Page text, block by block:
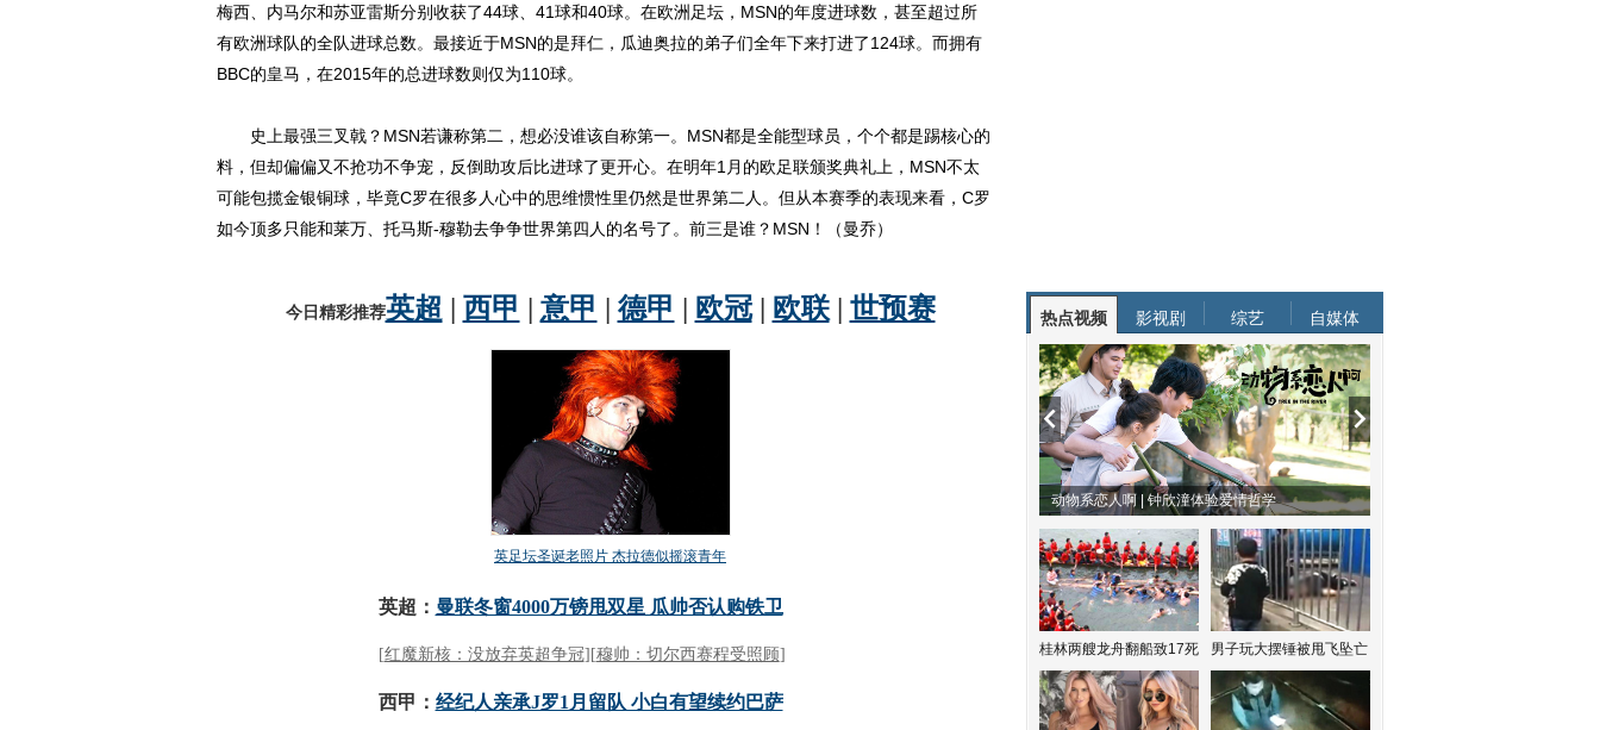
梅西、内马尔和苏亚雷斯分别收获了44球、41球和40球。在欧洲足坛，MSN的年度进球数，甚至超过所
有欧洲球队的全队进球总数。最接近于MSN的是拜仁，瓜迪奥拉的弟子们全年下来打进了124球。而拥有
BBC的皇马，在2015年的总进球数则仅为110球。
史上最强三叉戟？MSN若谦称第二，想必没谁该自称第一。MSN都是全能型球员，个个都是踢核心的
料，但却偏偏又不抢功不争宠，反倒助攻后比进球了更开心。在明年1月的欧足联颁奖典礼上，MSN不太
可能包揽金银铜球，毕竟C罗在很多人心中的思维惯性里仍然是世界第二人。但从本赛季的表现来看，C罗
如今顶多只能和莱万、托马斯-穆勒去争争世界第四人的名号了。前三是谁？MSN！（曼乔）
热点视频 影视剧 综艺 自媒体
动物系恋人啊 | 钟欣潼体验爱情哲学
桂林两艘龙舟翻船致17死 男子玩大摆锤被甩飞坠亡